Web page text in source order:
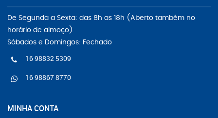
De Segunda a Sexta: das 8h as 18h (Aberto também no
horário de almoço)
Sábados e Domingos: Fechado
16 98832 5309
16 98867 8770
MINHA CONTA